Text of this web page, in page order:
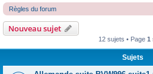
Règles du forum
Nouveau sujet
12 sujets • Page 1
Sujets